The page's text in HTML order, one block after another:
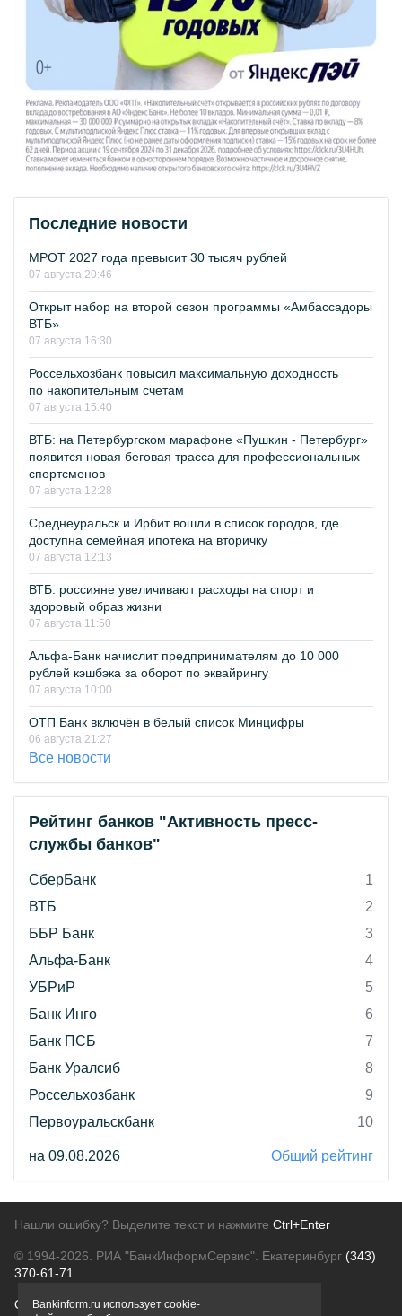
Последние новости
МРОТ 2027 года превысит 30 тысяч рублей
07 августа 20:46
Открыт набор на второй сезон программы «Амбассадоры
ВТБ»
07 августа 16:30
Россельхозбанк повысил максимальную доходность
по накопительным счетам
07 августа 15:40
ВТБ: на Петербургском марафоне «Пушкин - Петербург»
появится новая беговая трасса для профессиональных
спортсменов
07 августа 12:28
Среднеуральск и Ирбит вошли в список городов, где
доступна семейная ипотека на вторичку
07 августа 12:13
ВТБ: россияне увеличивают расходы на спорт и
здоровый образ жизни
07 августа 11:50
Альфа-Банк начислит предпринимателям до 10 000
рублей кэшбэка за оборот по эквайрингу
07 августа 10:00
ОТП Банк включён в белый список Минцифры
06 августа 21:27
Все новости
Рейтинг банков "Активность пресс-
службы банков"
СберБанк
1
ВТБ
2
ББР Банк
3
Альфа-Банк
4
УБРиР
5
Банк Инго
6
Банк ПСБ
7
Банк Уралсиб
8
Россельхозбанк
9
Первоуральскбанк
10
на 09.08.2026 Общий рейтинг
Нашли ошибку? Выделите текст и нажмите Ctrl+Enter
© 1994-2026. РИА "БанкИнформСервис". Екатеринбург (343)
370-61-71
О проектеПолитика конфиденциальности
Bankinform.ru использует cookie-